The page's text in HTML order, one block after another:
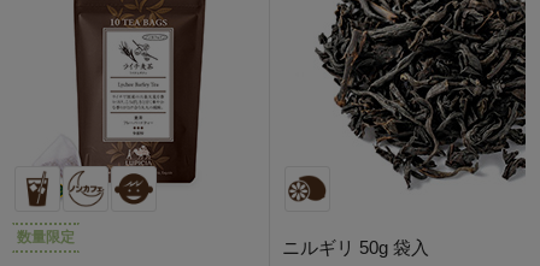
数量限定
ニルギリ 50g 袋入